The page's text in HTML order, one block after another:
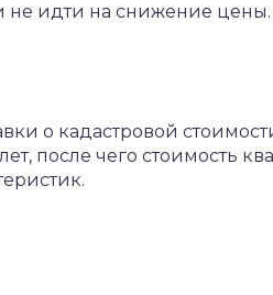
не идти на снижение цены.
о кадастровой
после чего стоимость